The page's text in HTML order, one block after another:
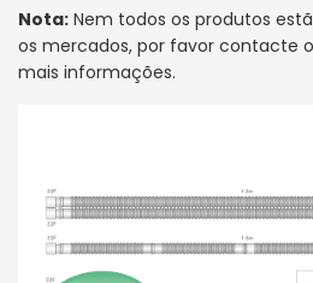
Nota: Nem todos os produtos
os mercados, por favor contacte
mais informações.